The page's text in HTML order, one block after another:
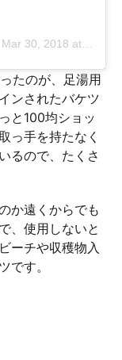
Mar 30, 2018 at 3:39pm PDT
たのが、足湯用
ンされたバケツ
と100均ショッ
っ手を持たなく
るので、たくさ
か遠くからでも
、使用しないと
ーチや収穫物入
です。